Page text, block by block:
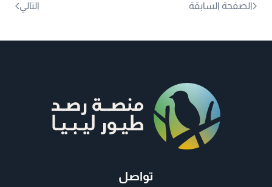
الصفحة السابقة التالي
تواصل